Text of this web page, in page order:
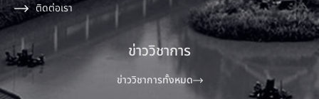
ติดต่อเรา
ข่าววิชาการ
ข่าววิชาการทั้งหมด